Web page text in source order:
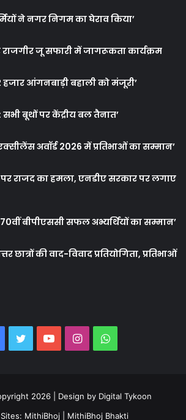
ने नगर निगम का घेराव किया’
राजगीर जू सफारी में जागरूकता कार्यक्रम
हजार आंगनबाड़ी बहाली को मंजूरी’
बूथों पर केंद्रीय बल तैनात’
अवॉर्ड 2026 में प्रतिभाओं का सम्मान’
राजद का हमला, एनडीए सरकार पर लगाए
बीपीएससी सफल अभ्यर्थियों का सम्मान’
छात्रों की वाद-विवाद प्रतियोगिता, प्रतिभाओं
TwitterYouTubeInstagramWhatsApp
2026 | Design by Digital Tykoon
MithiBhoj MithiBhoj Bhakti